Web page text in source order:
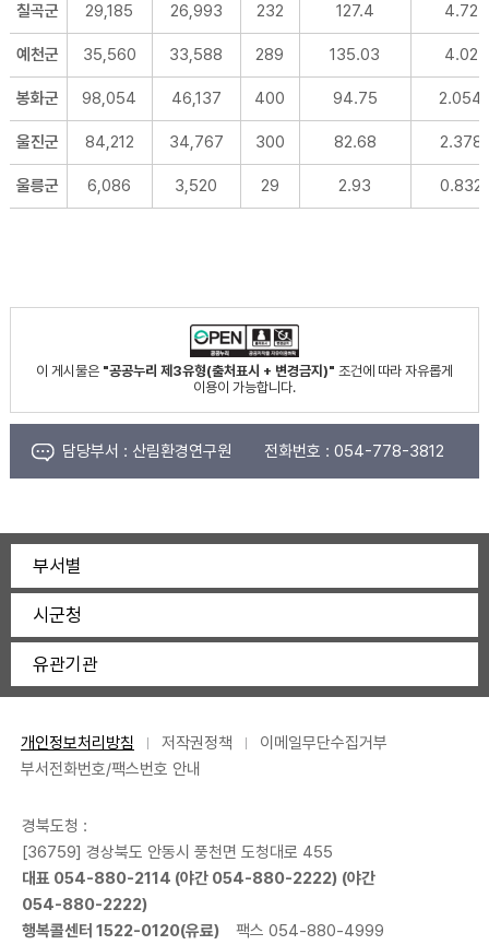
칠곡군 29,185 26,993 232 127.4 4.72
예천군 35,560 33,588 289 135.03 4.02
봉화군 98,054 46,137 400 94.75 2.054
울진군 84,212 34,767 300 82.68 2.378
울릉군 6,086 3,520 29 2.93 0.832
이 게시물은 "공공누리 제3유형(출처표시 + 변경금지)" 조건에 따라 자유롭게
이용이 가능합니다.
담당부서 : 산림환경연구원 전화번호 : 054-778-3812
부서별
시군청
유관기관
개인정보처리방침 저작권정책
이메일무단수집거부
부서전화번호/팩스번호 안내
경북도청 :
[36759] 경상북도 안동시 풍천면 도청대로 455
대표 054-880-2114 (야간 054-880-2222) (야간
054-880-2222)
행복콜센터 1522-0120(유료) 팩스 054-880-4999